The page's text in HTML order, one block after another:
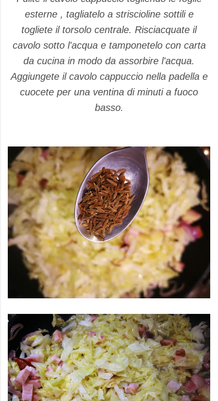
esterne , tagliatelo a striscioline sottili e
togliete il torsolo centrale. Risciacquate il
cavolo sotto l'acqua e tamponetelo con carta
da cucina in modo da assorbire l'acqua.
Aggiungete il cavolo cappuccio nella padella e
cuocete per una ventina di minuti a fuoco
basso.